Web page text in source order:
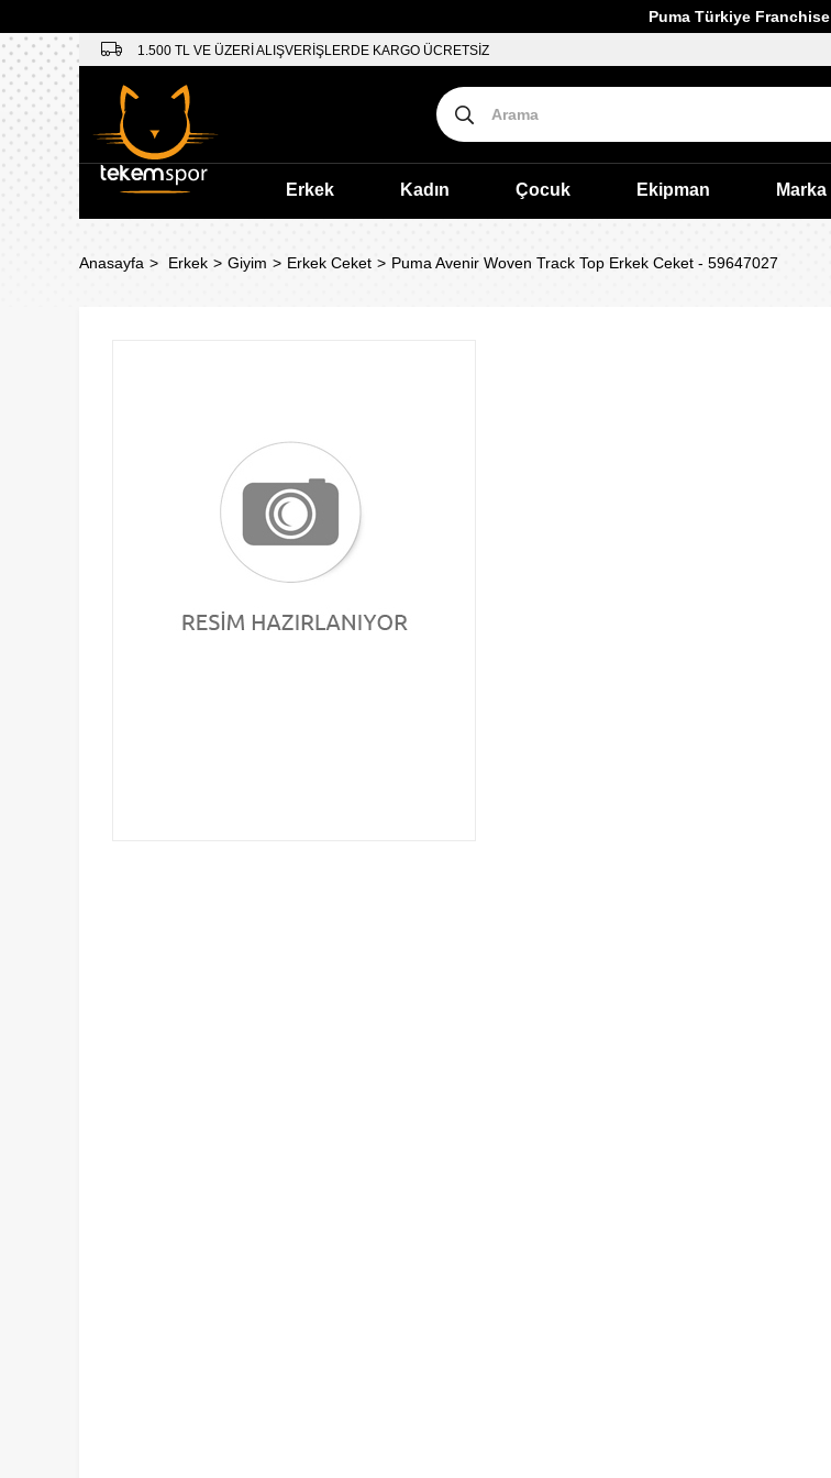
Puma Türkiye Franchise
1.500 TL VE ÜZERİ ALIŞVERİŞLERDE KARGO ÜCRETSİZ
Erkek Kadın Çocuk Ekipman Marka
Anasayfa Erkek Giyim Erkek Ceket Puma Avenir Woven Track Top Erkek Ceket - 59647027